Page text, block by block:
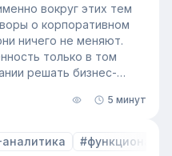
вокруг этих тем
о корпоративном
ничего не меняют.
только в том
решать бизнес-
уже не выбор
и можно ли этот
меняет подходы к
5 минут
аналитика #функционал